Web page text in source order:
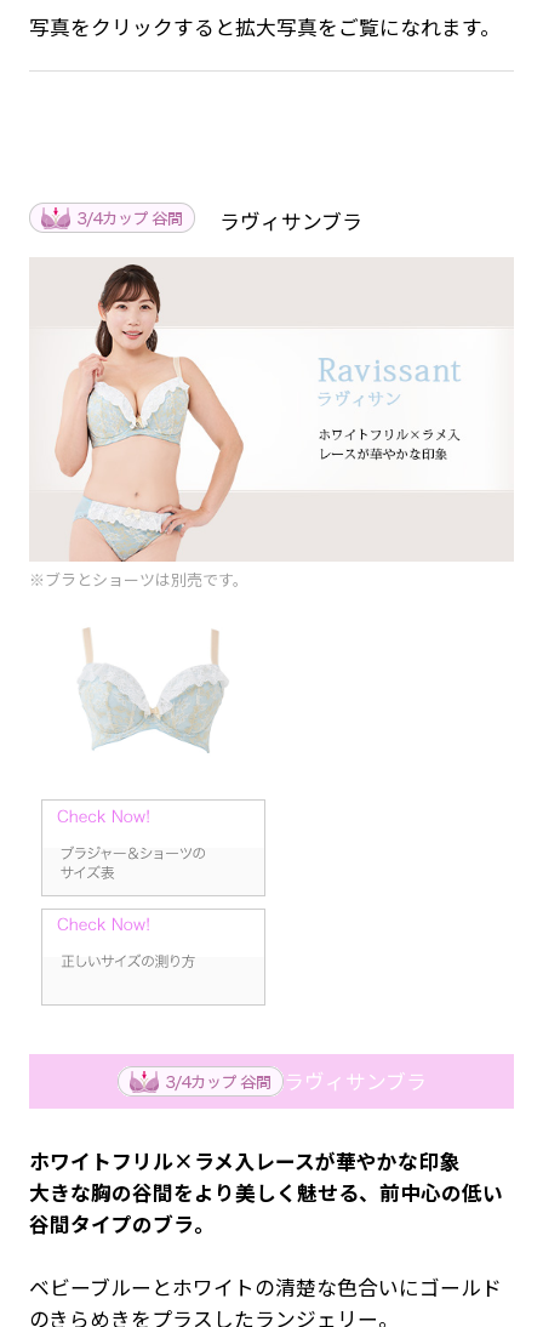
写真をクリックすると拡大写真をご覧になれます。
ラヴィサンブラ
※ブラとショーツは別売です。
ラヴィサンブラ
ホワイトフリル×ラメ入レースが華やかな印象
大きな胸の谷間をより美しく魅せる、前中心の低い
谷間タイプのブラ。
ベビーブルーとホワイトの清楚な色合いにゴールド
のきらめきをプラスしたランジェリー。